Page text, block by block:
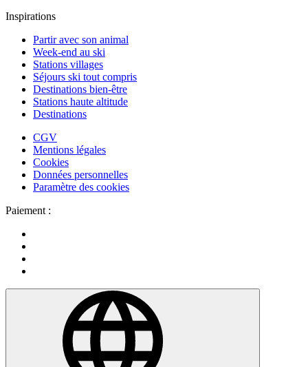
Inspirations
Partir avec son animal
Week-end au ski
Stations villages
Séjours ski tout compris
Destinations bien-être
Stations haute altitude
Destinations
CGV
Mentions légales
Cookies
Données personnelles
Paramètre des cookies
Paiement :